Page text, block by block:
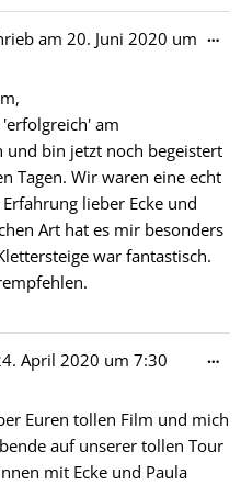
am 20. Juni 2020 um
am
bin jetzt noch begeistert
Tagen. Wir waren eine echt
lieber Ecke und
Art hat es mir besonders
war fantastisch.
…
April 2020 um 7:30
Euren tollen Film und mich
auf unserer tollen Tour
mit Ecke und Paula
…